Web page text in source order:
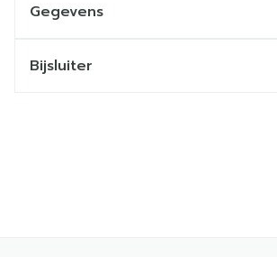
Gegevens
Bijsluiter